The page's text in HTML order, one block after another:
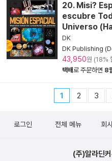
20. Misi?
escubre
Universo
DK
DK Publishing
43,950원 (18%
택배로 주문하면 8
1 2 3
로그인 전체 메뉴 회
(주)알라딘